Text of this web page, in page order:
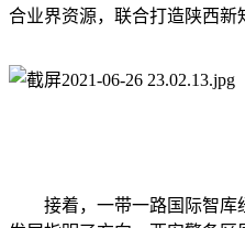
合业界资源，联合打造陕西新
接着，一带一路国际智库